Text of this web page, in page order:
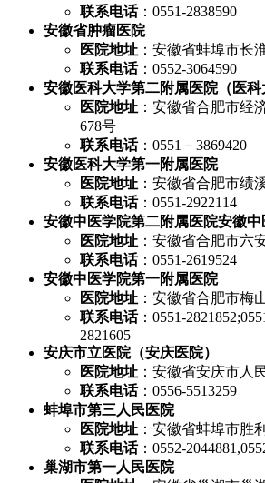
联系电话：0551-2838590
安徽省肿瘤医院
医院地址 ：安徽省蚌埠市长
联系电话：0552-3064590
安徽医科大学第二附属医院（医科
医院地址 ：安徽省合肥市经
678号
联系电话：0551－3869420
安徽医科大学第一附属医院
医院地址 ：安徽省合肥市绩
联系电话：0551-2922114
安徽中医学院第二附属医院安徽
医院地址 ：安徽省合肥市六
联系电话：0551-2619524
安徽中医学院第一附属医院
医院地址 ：安徽省合肥市梅
联系电话：0551-
2821605
安庆市立医院（安庆医院）
医院地址 ：安徽省安庆市人
联系电话：0556-5513259
蚌埠市第三人民医院
医院地址 ：安徽省蚌埠市胜
联系电话：0552-
巢湖市第一人民医院